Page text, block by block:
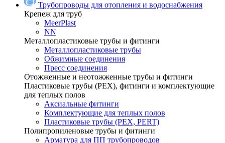
Трубопроводы для отопления и водоснабжения
Крепеж для труб
MeerPlast
NN
Металлопластиковые трубы и фитинги
Металлопластиковые трубы
Обжимные соединения
Пресс соединения
Отожженные и неотожженные трубы и фитинги
Пластиковые трубы (РЕХ), фитинги и комплектующие
для теплых полов
Аксиальные фитинги
Комплектующие для теплых полов
Пластиковые трубы (РЕХ, PERT)
Полипропиленовые трубы и фитинги
Арматура для ПП трубопроводов